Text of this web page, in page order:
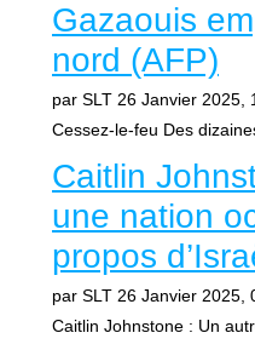
Gazaouis
nord (AFP)
par SLT 26 Janvier 2025,
Cessez-le-feu Des
Caitlin
une nation
propos
par SLT 26 Janvier 2025,
Caitlin Johnstone : Un